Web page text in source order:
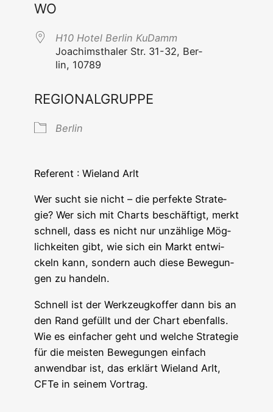
WO
H10 Hotel Ber­lin KuDamm
Joa­chims­tha­ler Str. 31-32, Ber­
lin, 10789
REGIONALGRUPPE
Ber­lin
Refe­rent : Wie­land Arlt
Wer sucht sie nicht – die per­fek­te Stra­te­
gie? Wer sich mit Charts beschäf­tigt, merkt
schnell, dass es nicht nur unzäh­li­ge Mög­
lich­kei­ten gibt, wie sich ein Markt ent­wi­
ckeln kann, son­dern auch die­se Bewe­gun­
gen zu handeln.
Schnell ist der Werk­zeug­kof­fer dann bis an
den Rand gefüllt und der Chart eben­falls.
Wie es ein­fa­cher geht und wel­che Stra­te­gie
für die meis­ten Bewe­gun­gen ein­fach
anwend­bar ist, das erklärt Wie­land Arlt,
CFTe in sei­nem Vortrag.